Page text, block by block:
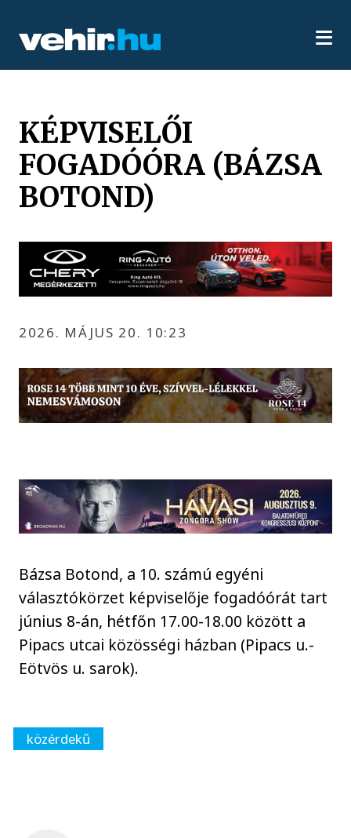
KÉPVISELŐI
FOGADÓÓRA (BÁZSA
BOTOND)
2026. MÁJUS 20. 10:23
Bázsa Botond, a 10. számú egyéni
választókörzet képviselője fogadóórát tart
június 8-án, hétfőn 17.00-18.00 között a
Pipacs utcai közösségi házban (Pipacs u.-
Eötvös u. sarok).
közérdekű